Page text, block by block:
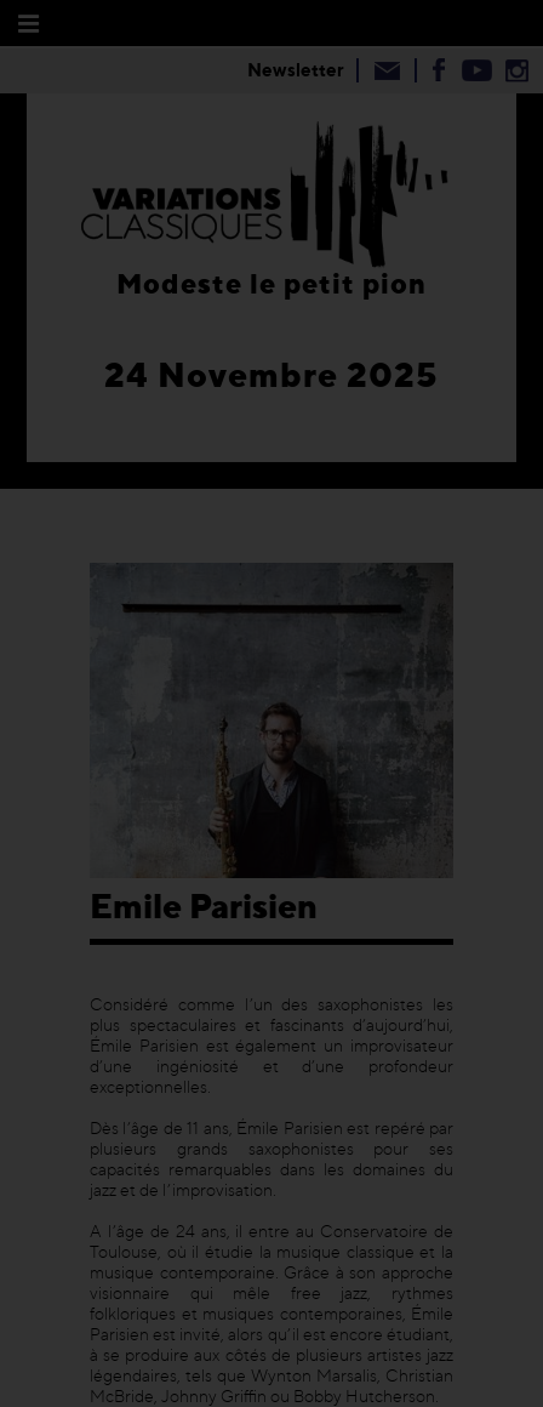
24 Novembre 2025
Modeste le petit pion
Newsletter
Emile Parisien
Considéré comme l’un des saxophonistes les
plus spectaculaires et fascinants d’aujourd’hui,
Émile Parisien est également un improvisateur
d’une ingéniosité et d’une profondeur
exceptionnelles.
Dès l’âge de 11 ans, Émile Parisien est repéré par
plusieurs grands saxophonistes pour ses
capacités remarquables dans les domaines du
jazz et de l’improvisation.
A l’âge de 24 ans, il entre au Conservatoire de
Toulouse, où il étudie la musique classique et la
musique contemporaine. Grâce à son approche
visionnaire qui mêle free jazz, rythmes
folkloriques et musiques contemporaines, Émile
Parisien est invité, alors qu’il est encore étudiant,
à se produire aux côtés de plusieurs artistes jazz
légendaires, tels que Wynton Marsalis, Christian
McBride, Johnny Griffin ou Bobby Hutcherson.